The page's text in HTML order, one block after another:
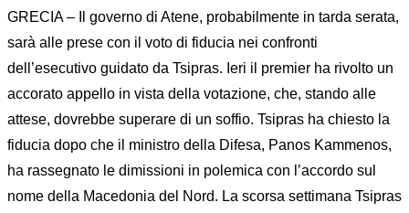
GRECIA – Il governo di Atene, probabilmente in tarda serata,
sarà alle prese con il voto di fiducia nei confronti
dell’esecutivo guidato da Tsipras. Ieri il premier ha rivolto un
accorato appello in vista della votazione, che, stando alle
attese, dovrebbe superare di un soffio. Tsipras ha chiesto la
fiducia dopo che il ministro della Difesa, Panos Kammenos,
ha rassegnato le dimissioni in polemica con l’accordo sul
nome della Macedonia del Nord. La scorsa settimana Tsipras